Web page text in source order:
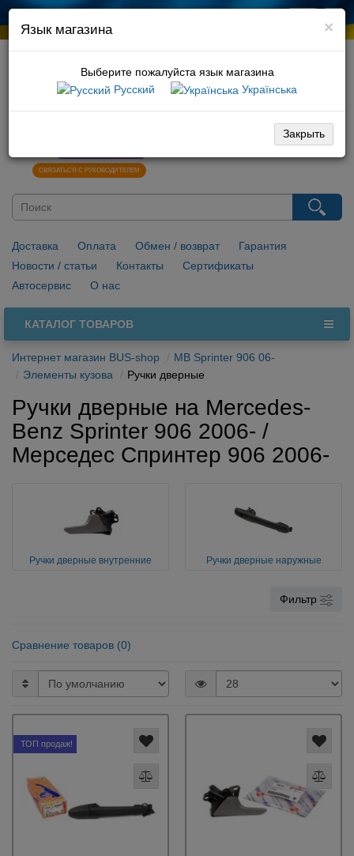
066 729 10 01
СВЯЗАТЬСЯ С РУКОВОДИТЕЛЕМ
Доставка Оплата Обмен / возврат
Гарантия
Новости / статьи
Контакты
Сертификаты
Автосервис
О нас
КАТАЛОГ ТОВАРОВ
Интернет магазин BUS-shop
MB Sprinter 906 06-
Элементы кузова
Ручки дверные
×
Язык магазина
Выберите пожалуйста язык магазина
Русский
Українська
Закрыть
Ручки дверные на Mercedes-
Benz Sprinter 906 2006- /
Мерседес Спринтер 906 2006-
Ручки дверные внутренние Ручки дверные наружные
Фильтр
Сравнение товаров (0)
ТОП продаж!